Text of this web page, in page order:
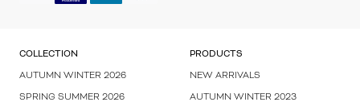
COLLECTION
AUTUMN WINTER 2026
SPRING SUMMER 2026
PRODUCTS
NEW ARRIVALS
AUTUMN WINTER 2023